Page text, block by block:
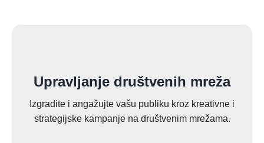
Upravljanje društvenih mreža
Izgradite i angažujte vašu publiku kroz kreativne i
strategijske kampanje na društvenim mrežama.